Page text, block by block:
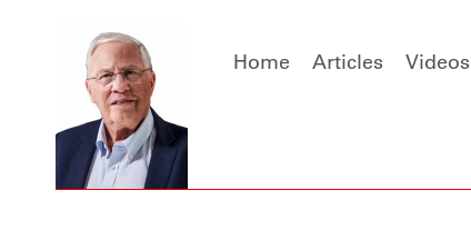
Home Articles Videos